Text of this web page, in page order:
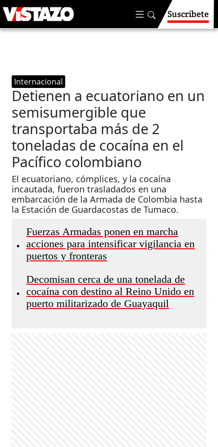
Suscríbete
Internacional
Detienen a ecuatoriano en un
semisumergible que
transportaba más de 2
toneladas de cocaína en el
Pacífico colombiano
El ecuatoriano, cómplices, y la cocaína
incautada, fueron trasladados en una
embarcación de la Armada de Colombia hasta
la Estación de Guardacostas de Tumaco.
•
Fuerzas Armadas ponen en marcha
acciones para intensificar vigilancia en
puertos y fronteras
•
Decomisan cerca de una tonelada de
cocaína con destino al Reino Unido en
puerto militarizado de Guayaquil